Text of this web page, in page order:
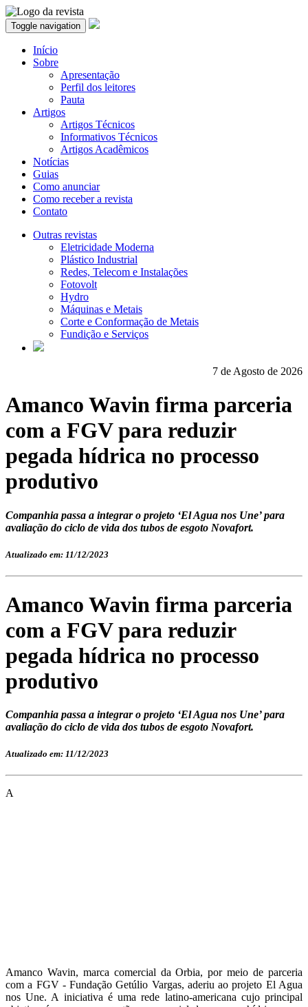
Toggle navigation
Início
Sobre
Apresentação
Perfil dos leitores
Pauta
Artigos
Artigos Técnicos
Informativos Técnicos
Artigos Acadêmicos
Notícias
Guias
Como anunciar
Como receber a revista
Contato
Outras revistas
Eletricidade Moderna
Plástico Industrial
Redes, Telecom e Instalações
Fotovolt
Hydro
Máquinas e Metais
Corte e Conformação de Metais
Fundição e Serviços
7 de Agosto de 2026
Amanco Wavin firma parceria
com a FGV para reduzir
pegada hídrica no processo
produtivo
Companhia passa a integrar o projeto ‘El Agua nos Une’ para
avaliação do ciclo de vida dos tubos de esgoto Novafort.
Atualizado em: 11/12/2023
Amanco Wavin firma parceria
com a FGV para reduzir
pegada hídrica no processo
produtivo
Companhia passa a integrar o projeto ‘El Agua nos Une’ para
avaliação do ciclo de vida dos tubos de esgoto Novafort.
Atualizado em: 11/12/2023
A
Amanco Wavin, marca comercial da Orbia, por meio de parceria
com a FGV - Fundação Getúlio Vargas, aderiu ao projeto El Agua
nos Une. A iniciativa é uma rede latino-americana cujo principal